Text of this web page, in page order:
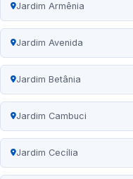
Jardim Armênia
Jardim Avenida
Jardim Betânia
Jardim Cambuci
Jardim Cecília